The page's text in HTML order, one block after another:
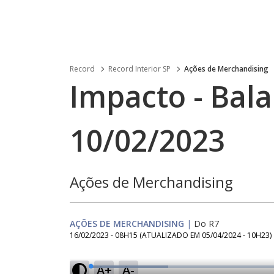
Record Record Interior SP Ações de Merchandising
Impacto -
10/02/2023
Ações de Merchandising
AÇÕES DE MERCHANDISING | Do R7
16/02/2023 - 08H15 (ATUALIZADO EM 05/04/2024 - 10H23)
A+ A-
L